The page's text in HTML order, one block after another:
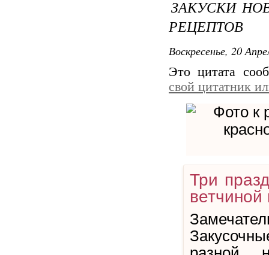
ЗАКУСКИ
РЕЦЕПТОВ
Воскресенье, 20
Это цитата
свой цитатник
Три